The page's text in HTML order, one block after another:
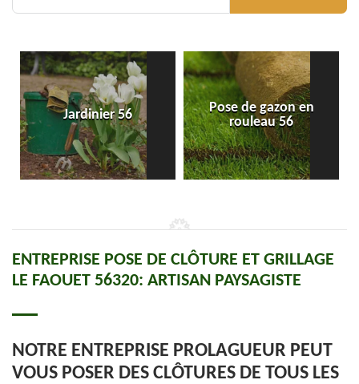
Jardinier 56
Pose de gazon en
rouleau 56
ENTREPRISE POSE DE CLÔTURE ET GRILLAGE
LE FAOUET 56320: ARTISAN PAYSAGISTE
NOTRE ENTREPRISE PROLAGUEUR PEUT
VOUS POSER DES CLÔTURES DE TOUS LES